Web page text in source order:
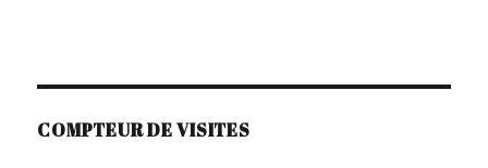
COMPTEUR DE VISITES